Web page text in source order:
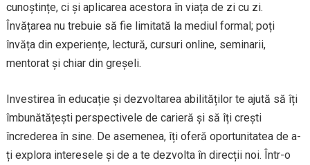
cunoștințe, ci și aplicarea acestora în viața de zi cu zi.
Învățarea nu trebuie să fie limitată la mediul formal; poți
învăța din experiențe, lectură, cursuri online, seminarii,
mentorat și chiar din greșeli.
Investirea în educație și dezvoltarea abilităților te ajută să îți
îmbunătățești perspectivele de carieră și să îți crești
încrederea în sine. De asemenea, îți oferă oportunitatea de a-
ți explora interesele și de a te dezvolta în direcții noi. Într-o